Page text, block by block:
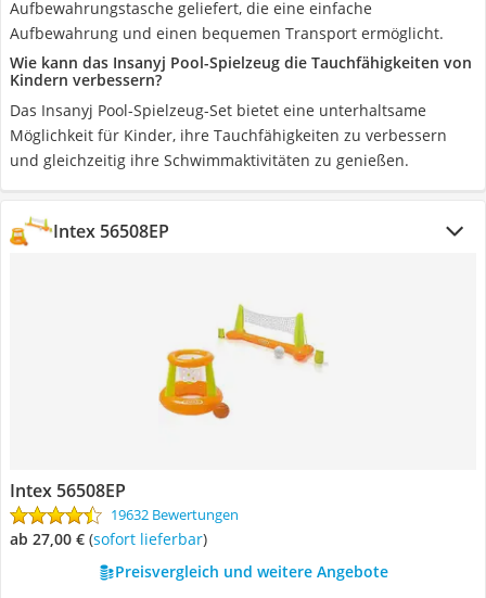
Aufbewahrungstasche geliefert, die eine einfache
Aufbewahrung und einen bequemen Transport ermöglicht.
Wie kann das Insanyj Pool-Spielzeug die Tauchfähigkeiten von
Kindern verbessern?
Das Insanyj Pool-Spielzeug-Set bietet eine unterhaltsame
Möglichkeit für Kinder, ihre Tauchfähigkeiten zu verbessern
und gleichzeitig ihre Schwimmaktivitäten zu genießen.
Intex 56508EP
Intex 56508EP
19632 Bewertungen
ab 27,00 € ( Sofort lieferbar)
Preisvergleich und weitere Angebote